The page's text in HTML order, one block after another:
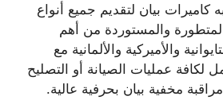
كاميرات بيان لتقديم جميع أنواع
والمستوردة من أهم
والأميركية والألمانية مع
لكافة عمليات الصيانة أو التصليح
مخفية بيان بحرفية عالية.